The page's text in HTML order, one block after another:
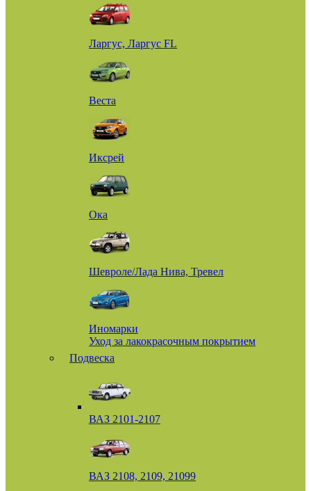
Ларгус, Ларгус FL
Веста
Иксрей
Ока
Шевроле/Лада Нива, Тревел
Иномарки
Уход за лакокрасочным покрытием
Подвеска
ВАЗ 2101-2107
ВАЗ 2108, 2109, 21099